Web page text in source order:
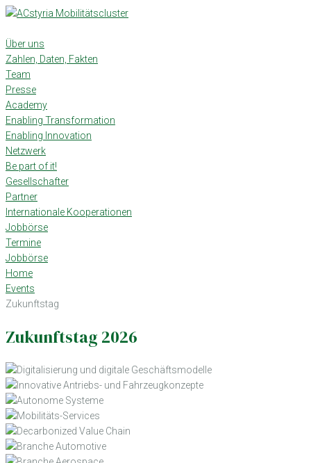
Skip
content
Über uns
Zahlen, Daten, Fakten
Team
Presse
Academy
Enabling Transformation
Enabling Innovation
Netzwerk
Be part of it!
Gesellschafter
Partner
Internationale Kooperationen
Jobbörse
Termine
Jobbörse
Home
Events
Zukunftstag
Zukunftstag 2026